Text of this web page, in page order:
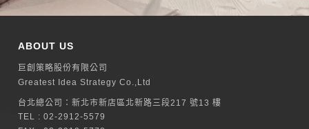
ABOUT US
巨創策略股份有限公司
Greatest Idea Strategy Co.,Ltd
台北總公司：新北巿新店區北新路三段217 號13 樓
TEL :02-2912-5579